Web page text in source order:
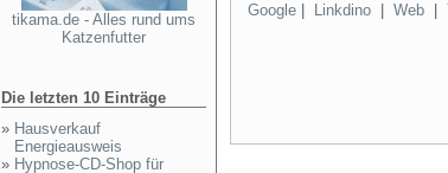
tikama.de - Alles rund ums
Katzenfutter
Die letzten 10 Einträge
» Hausverkauf
Energieausweis
» Hypnose-CD-Shop für
Google
Linkdino Web